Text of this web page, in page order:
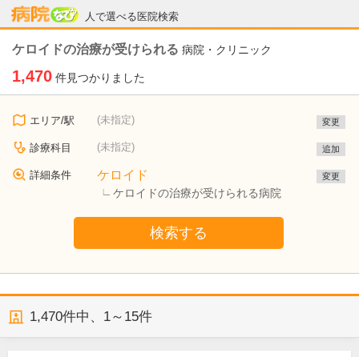
人で選べる医院検索
病院なび
ケロイドの治療が受けられる 病院・クリニック
1,470 件見つかりました
エリア/駅 (未指定) 変更
診療科目 (未指定) 追加
詳細条件 ケロイド
ケロイドの治療が受けられる病院
変更
検索する
1,470件中、 1～15件